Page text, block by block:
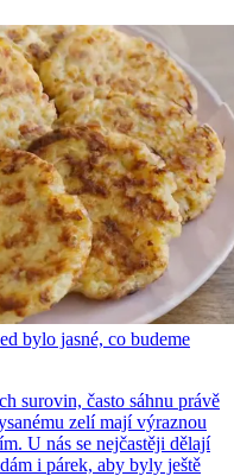
bylo jasné, co budeme
surovin, často sáhnu právě
zelí mají výraznou
U nás se nejčastěji dělají
i párek, aby byly ještě